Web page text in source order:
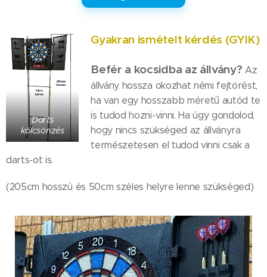
Darts
kölcsönzés
Gyakran ismételt kérdés (GYIK)
Befér a kocsidba az állvány? Az
állvány hossza okozhat némi fejtörést,
ha van egy hosszabb méretű autód te
is tudod hozni-vinni. Ha úgy gondolod,
hogy nincs szükséged az állványra
természetesen el tudod vinni csak a
darts-ot is.
(205cm hosszú és 50cm széles helyre lenne szükséged)